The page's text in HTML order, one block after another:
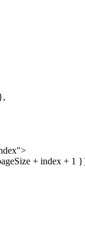
+ index + 1